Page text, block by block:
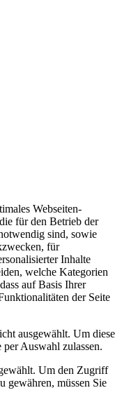
Webseiten-
für den Betrieb der
sind, sowie
für
Inhalte
welche Kategorien
auf Basis Ihrer
der Seite
ausgewählt. Um diese
per Auswahl zulassen.
Um den Zugriff
gewähren, müssen Sie